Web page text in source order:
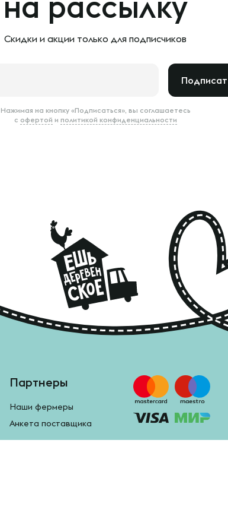
Скидки и акции только для подписчиков
Нажимая на кнопку «Подписаться», вы соглашаетесь
с офертой и политикой конфиденциальности
Партнеры
Наши фермеры
Анкета поставщика